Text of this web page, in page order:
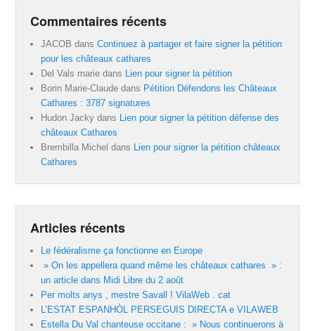
Commentaires récents
JACOB dansContinuez à partager et faire signer la pétition
pour les châteaux cathares
Del Vals marie dans Lien pour signer la pétition
Borin Marie-Claude dans Pétition Défendons les Châteaux
Cathares : 3787 signatures
Hudon Jacky dans Lien pour signer la pétition défense des
châteaux Cathares
Brembilla Michel dans Lien pour signer la pétition châteaux
Cathares
Articles récents
Le fédéralisme ça fonctionne en Europe
» On les appellera quand même les châteaux cathares » :
un article dans Midi Libre du 2 août
Per molts anys , mestre Savall ! VilaWeb . cat
L’ESTAT ESPANHÒL PERSEGUIS DIRECTA e VILAWEB
Estella Du Val chanteuse occitane : » Nous continuerons à